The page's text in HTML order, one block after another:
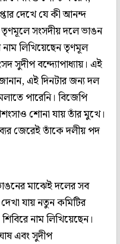
দেখে যে কী আনন্দ
সংসদীয় দলে ভাঙন
নাম লিখিয়েছেন তৃণমূল
সুদীপ বন্দ্যোপাধ্যায়। এই
এই দিনটার জন্য দল
পারেনি। বিজেপি
শোনা যায় তাঁর মুখে।
জেরেই তাঁকে দলীয় পদ
মাঝেই দলের সব
যায় নতুন কমিটির
নাম লিখিয়েছেন।
এবং সুদীপ